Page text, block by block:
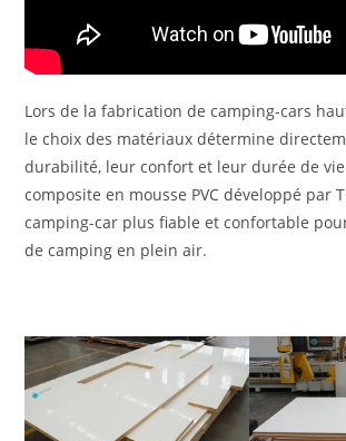
Lors de la fabrication de camping-cars
le choix des matériaux détermine
durabilité, leur confort et leur durée de
composite en mousse PVC développé par
camping-car plus fiable et confortable
de camping en plein air.